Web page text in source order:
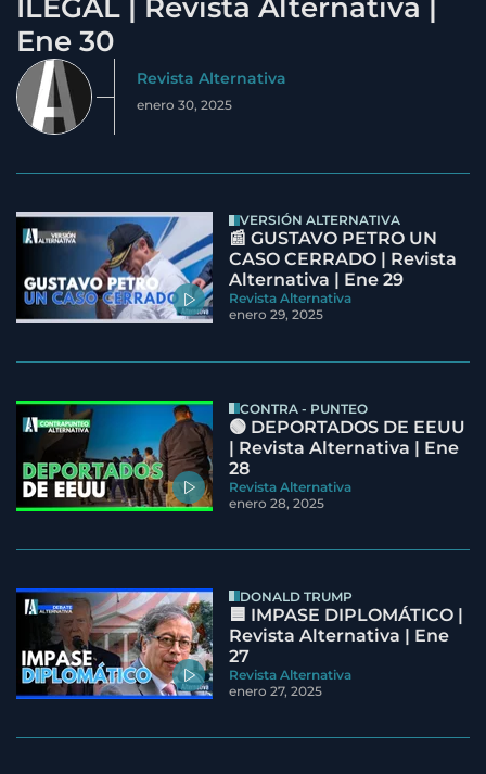
ILEGAL | Revista Alternativa |
Ene 30
Revista Alternativa
enero 30, 2025
VERSIÓN ALTERNATIVA
📰 GUSTAVO PETRO UN
CASO CERRADO | Revista
Alternativa | Ene 29
Revista Alternativa
enero 29, 2025
CONTRA - PUNTEO
🟢 DEPORTADOS DE EEUU
| Revista Alternativa | Ene
28
Revista Alternativa
enero 28, 2025
DONALD TRUMP
🟦 IMPASE DIPLOMÁTICO |
Revista Alternativa | Ene
27
Revista Alternativa
enero 27, 2025